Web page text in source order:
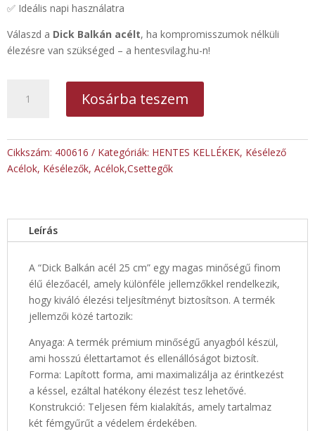
✅ Ideális napi használatra
Válaszd a Dick Balkán acélt, ha kompromisszumok nélküli
élezésre van szükséged – a hentesvilag.hu-n!
Balkán
Kosárba teszem
Cikkszám: 400616 Kategóriák: HENTES KELLÉKEK, Késélező
Acélok, Késélezők, Acélok,Csettegők
Leírás
A “Dick Balkán acél 25 cm” egy magas minőségű finom
élű élezőacél, amely különféle jellemzőkkel rendelkezik,
hogy kiváló élezési teljesítményt biztosítson. A termék
jellemzői közé tartozik:
Anyaga: A termék prémium minőségű anyagból készül,
ami hosszú élettartamot és ellenállóságot biztosít.
Forma: Lapított forma, ami maximalizálja az érintkezést
a késsel, ezáltal hatékony élezést tesz lehetővé.
Konstrukció: Teljesen fém kialakítás, amely tartalmaz
két fémgyűrűt a védelem érdekében.